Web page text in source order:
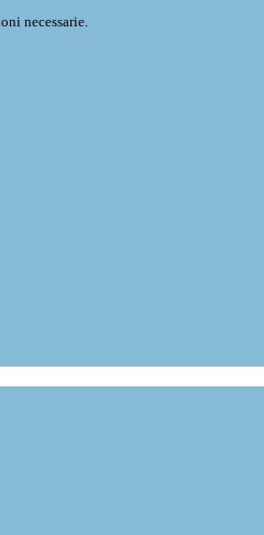
necessarie.